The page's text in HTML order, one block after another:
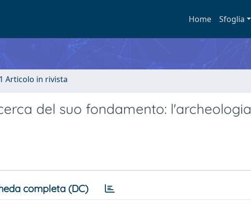
Home Sfoglia
Articolo in rivista
del suo fondamento: l'archeologia
completa (DC)